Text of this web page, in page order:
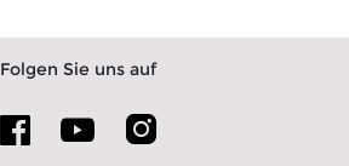
Folgen Sie uns auf